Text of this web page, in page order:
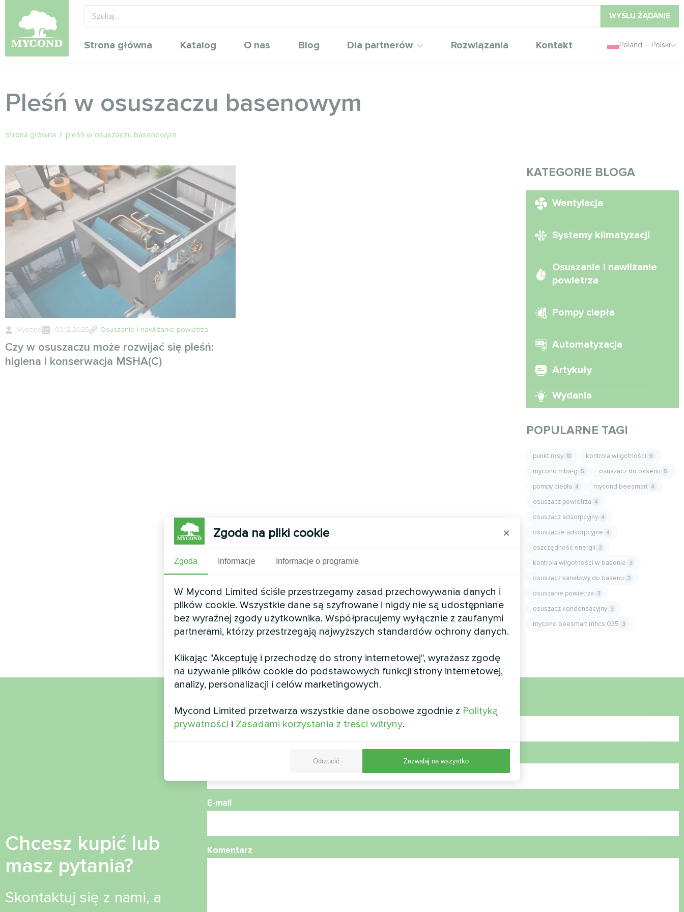
WYŚLIJ ŻĄDANIE
Strona główna Katalog O nas Blog Dla partnerów Rozwiązania Kontakt Poland – Polski
Pleśń w osuszaczu basenowym
Strona główna / pleśń w osuszaczu basenowym
Mycond 03.12.2025 Osuszanie i nawilżanie powietrza
Czy w osuszaczu może rozwijać się pleśń:
higiena i konserwacja MSHA(C)
KATEGORIE BLOGA
Wentylacja
Systemy klimatyzacji
Osuszanie i nawilżanie
powietrza
Pompy ciepła
Automatyzacja
Artykuły
Wydania
POPULARNE TAGI
punkt rosy 10 kontrola wilgotności 9
mycond mba-g 5 osuszacz do basenu 5
pompy ciepła 4 mycond beesmart 4
osuszacz powietrza 4
osuszacz adsorpcyjny 4
osuszacze adsorpcyjne 4
oszczędność energii 3
kontrola wilgotności w basenie 3
osuszacz kanałowy do basenu 3
osuszanie powietrza 3
osuszacz kondensacyjny 3
mycond beesmart mhcs 035 3
Chcesz kupić lub
masz pytania?
Skontaktuj się z nami, a
Nazwa
E-mail
Komentarz
Zgoda na pliki cookie ×
Zgoda Informacje Informacje o programie
W Mycond Limited ściśle przestrzegamy zasad przechowywania danych i
plików cookie. Wszystkie dane są szyfrowane i nigdy nie są udostępniane
bez wyraźnej zgody użytkownika. Współpracujemy wyłącznie z zaufanymi
partnerami, którzy przestrzegają najwyższych standardów ochrony danych.
Klikając "Akceptuję i przechodzę do strony internetowej", wyrażasz zgodę
na używanie plików cookie do podstawowych funkcji strony internetowej,
analizy, personalizacji i celów marketingowych.
Mycond Limited przetwarza wszystkie dane osobowe zgodnie z Polityką
prywatności i Zasadami korzystania z treści witryny.
Odrzucić Zezwalaj na wszystko